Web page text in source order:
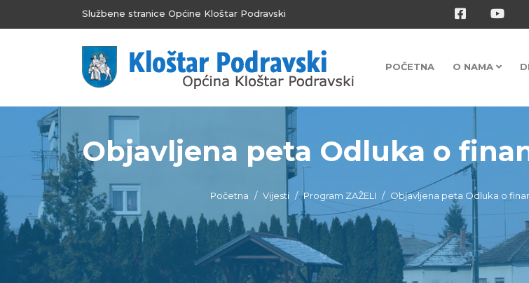
Službene stranice Općine Kloštar Podravski
POČETNA O NAMA
Objavljena peta Odluka o
Početna Vijesti Program ZAŽELI Objavljena peta Odluka o